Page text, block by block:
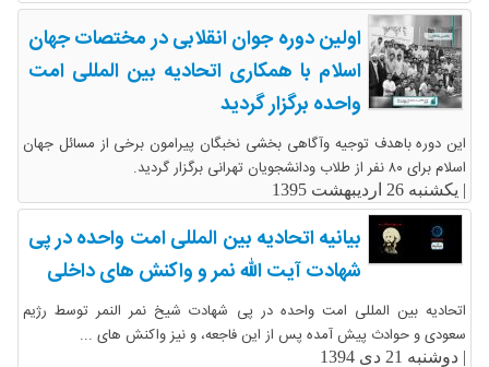
اولین دوره جوان انقلابی در مختصات جهان
اسلام با همکاری اتحادیه بین المللی امت
واحده برگزار گردید
این دوره باهدف توجیه وآگاهی بخشی نخبگان پیرامون برخی از مسائل جهان
اسلام برای ۸۰ نفر از طلاب ودانشجویان تهرانی برگزار گردید.
| یکشنبه 26 اردیبهشت 1395
بیانیه اتحادیه بین المللی امت واحده در پی
شهادت آیت الله نمر و واکنش های داخلی
اتحادیه بین المللی امت واحده در پی شهادت شیخ نمر النمر توسط رژیم
سعودی و حوادث پیش آمده پس از این فاجعه، و نیز واکنش های ...
| دوشنبه 21 دی 1394